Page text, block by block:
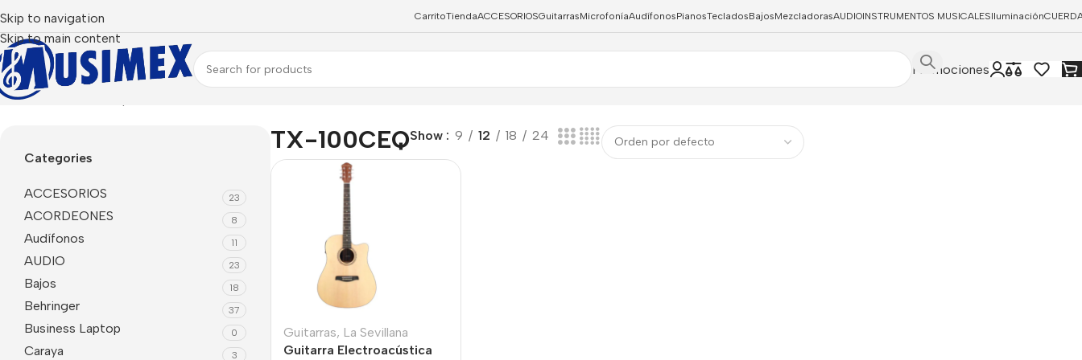
Skip to navigation
Skip to main content
CarritoTiendaACCESORIOSGuitarrasMicrofoníaAudífonosPianosTecladosBajosMezcladorasAUDIOINSTRUMENTOS MUSICALESIluminación
Promociones
Inicio Productos etiquetados “TX-100CEQ”
Categories
ACCESORIOS 23
ACORDEONES 8
Audífonos 11
AUDIO 23
Bajos 18
Behringer 37
Business Laptop 0
Caraya 3
TX-100CEQShow 9 12 18 24
Guitarras, La Sevillana
Guitarra Electroacústica